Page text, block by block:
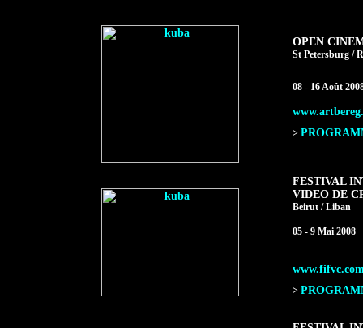
OPEN
St Petersburg /
08 - 16 Août
>
FESTIVAL
VIDEO DE
Beirut / Liban
05 - 9 Mai 2008
>